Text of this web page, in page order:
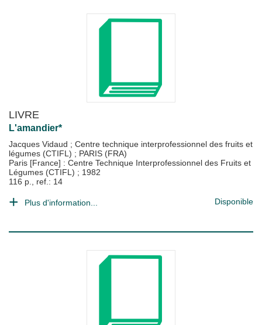
LIVRE
L'amandier*
Jacques Vidaud ; Centre technique interprofessionnel des fruits et
légumes (CTIFL) ; PARIS (FRA)
Paris [France] : Centre Technique Interprofessionnel des Fruits et
Légumes (CTIFL) ; 1982
116 p., ref.: 14
Plus d'information... Disponible